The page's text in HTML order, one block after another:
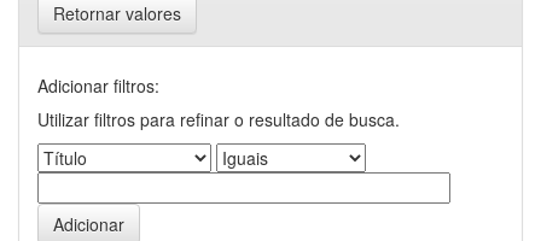
Retornar valores
Adicionar filtros:
Utilizar filtros para refinar o resultado de busca.